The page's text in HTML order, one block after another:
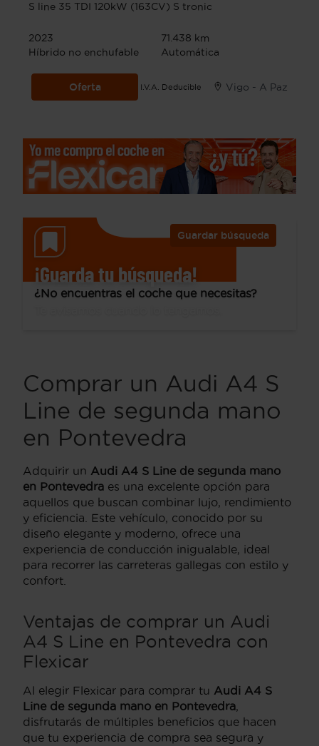
S line 35 TDI 120kW (163CV) S tronic
2023
71.438 km
Híbrido no enchufable
Automática
Oferta I.V.A. Deducible Vigo - A Paz
Guardar búsqueda
¡Guarda tu búsqueda!
¿No encuentras el coche que necesitas?
Comprar un Audi A4 S
Line de segunda mano
en Pontevedra
Adquirir un Audi A4 S Line de segunda mano
en Pontevedra es una excelente opción para
aquellos que buscan combinar lujo, rendimiento
y eficiencia. Este vehículo, conocido por su
diseño elegante y moderno, ofrece una
experiencia de conducción inigualable, ideal
para recorrer las carreteras gallegas con estilo y
confort.
Ventajas de comprar un Audi
A4 S Line en Pontevedra con
Flexicar
Al elegir Flexicar para comprar tu Audi A4 S
Line de segunda mano en Pontevedra,
disfrutarás de múltiples beneficios que hacen
que tu experiencia de compra sea segura y